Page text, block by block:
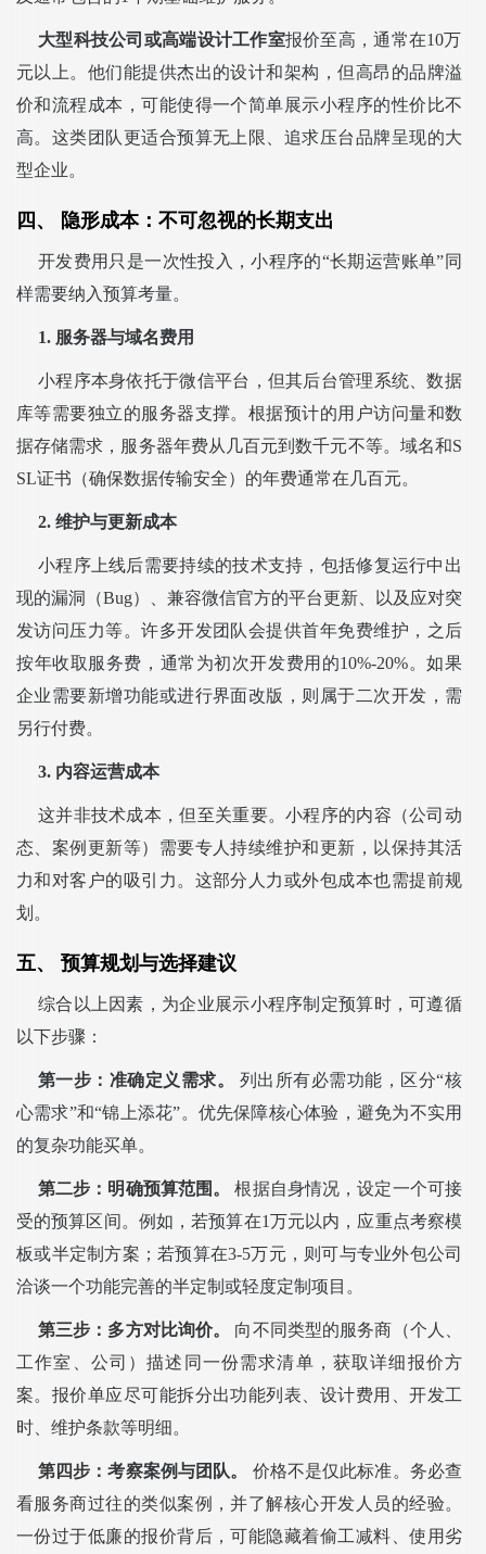
大型科技公司或高端设计工作室报价至高，通常在10万
元以上。他们能提供杰出的设计和架构，但高昂的品牌溢
价和流程成本，可能使得一个简单展示小程序的性价比不
高。这类团队更适合预算无上限、追求压台品牌呈现的大
型企业。
四、 隐形成本：不可忽视的长期支出
开发费用只是一次性投入，小程序的“长期运营账单”同
样需要纳入预算考量。
1. 服务器与域名费用
小程序本身依托于微信平台，但其后台管理系统、数据
库等需要独立的服务器支撑。根据预计的用户访问量和数
据存储需求，服务器年费从几百元到数千元不等。域名和S
SL证书（确保数据传输安全）的年费通常在几百元。
2. 维护与更新成本
小程序上线后需要持续的技术支持，包括修复运行中出
现的漏洞（Bug）、兼容微信官方的平台更新、以及应对突
发访问压力等。许多开发团队会提供首年免费维护，之后
按年收取服务费，通常为初次开发费用的10%-20%。如果
企业需要新增功能或进行界面改版，则属于二次开发，需
另行付费。
3. 内容运营成本
这并非技术成本，但至关重要。小程序的内容（公司动
态、案例更新等）需要专人持续维护和更新，以保持其活
力和对客户的吸引力。这部分人力或外包成本也需提前规
划。
五、 预算规划与选择建议
综合以上因素，为企业展示小程序制定预算时，可遵循
以下步骤：
第一步：准确定义需求。
列出所有必需功能，区分“核
心需求”和“锦上添花”。优先保障核心体验，避免为不实用
的复杂功能买单。
第二步：明确预算范围。
根据自身情况，设定一个可接
受的预算区间。例如，若预算在1万元以内，应重点考察模
板或半定制方案；若预算在3-5万元，则可与专业外包公司
洽谈一个功能完善的半定制或轻度定制项目。
第三步：多方对比询价。
向不同类型的服务商（个人、
工作室、公司）描述同一份需求清单，获取详细报价方
案。报价单应尽可能拆分出功能列表、设计费用、开发工
时、维护条款等明细。
第四步：考察案例与团队。
价格不是仅此标准。务必查
看服务商过往的类似案例，并了解核心开发人员的经验。
一份过于低廉的报价背后，可能隐藏着偷工减料、使用劣